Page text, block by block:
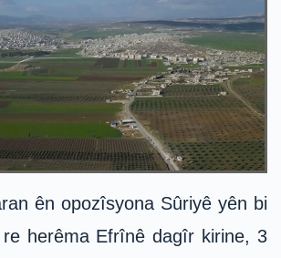
ên opozîsyona Sûriyê yên bi
herêma Efrînê dagîr kirine, 3